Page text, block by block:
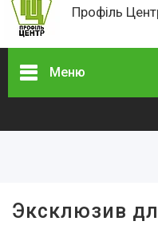
Профіль
Меню
Прихованого
Эксклюзив